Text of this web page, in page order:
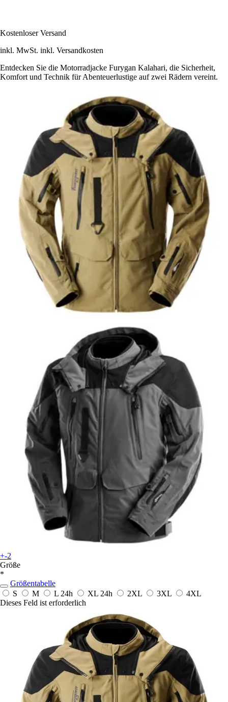
Kostenloser Versand
inkl. MwSt. inkl. Versandkosten
Entdecken Sie die Motorradjacke Furygan Kalahari, die Sicherheit,
Komfort und Technik für Abenteuerlustige auf zwei Rädern vereint.
+-2
Größe
*
Größentabelle
S
M L 24h XL 24h 2XL 3XL
4XL
Dieses Feld ist erforderlich